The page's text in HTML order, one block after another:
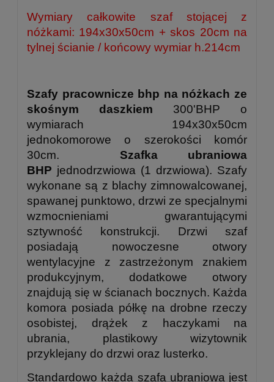
Wymiary całkowite szaf stojącej z
nóżkami: 194x30x50cm + skos 20cm na
tylnej ścianie / końcowy wymiar h.214cm
Szafy pracownicze bhp na nóżkach ze
skośnym daszkiem 300'BHP o
wymiarach 194x30x50cm
jednokomorowe o szerokości komór
30cm. Szafka ubraniowa
BHP jednodrzwiowa (1 drzwiowa). Szafy
wykonane są z blachy zimnowalcowanej,
spawanej punktowo, drzwi ze specjalnymi
wzmocnieniami gwarantującymi
sztywność konstrukcji. Drzwi szaf
posiadają nowoczesne otwory
wentylacyjne z zastrzeżonym znakiem
produkcyjnym, dodatkowe otwory
znajdują się w ścianach bocznych. Każda
komora posiada półkę na drobne rzeczy
osobistej, drążek z haczykami na
ubrania, plastikowy wizytownik
przyklejany do drzwi oraz lusterko.
Standardowo każda szafa ubraniowa jest